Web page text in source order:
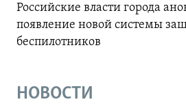
Российские власти города
появление новой системы
беспилотников
НОВОСТИ